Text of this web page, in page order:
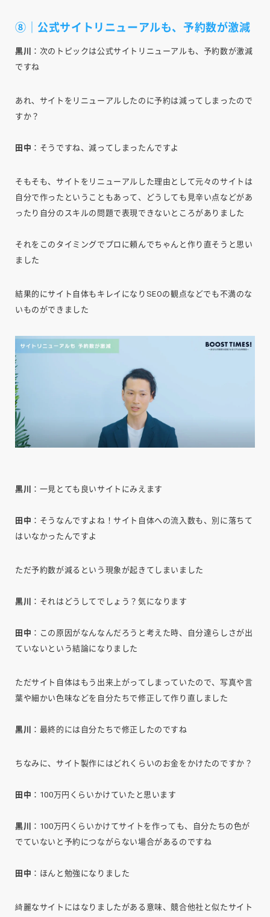
⑧｜公式サイトリニューアルも、予約数が激減
黒川
：次のトピックは公式サイトリニューアルも、予約数が激減
ですね
あれ、サイトをリニューアルしたのに予約は減ってしまったので
すか？
田中 ：そうですね、減ってしまったんですよ
そもそも、サイトをリニューアルした理由として元々のサイトは
自分で作ったということもあって、どうしても見辛い点などがあ
ったり自分のスキルの問題で表現できないところがありました
それをこのタイミングでプロに頼んでちゃんと作り直そうと思い
ました
結果的にサイト自体もキレイになりSEOの観点などでも不満のな
いものができました
黒川 ：一見とても良いサイトにみえます
田中 ：そうなんですよね！サイト自体への流入数も、別に落ちて
はいなかったんですよ
ただ予約数が減るという現象が起きてしまいました
黒川 ：それはどうしてでしょう？気になります
田中 ：この原因がなんなんだろうと考えた時、自分達らしさが出
ていないという結論になりました
ただサイト自体はもう出来上がってしまっていたので、写真や言
葉や細かい色味などを自分たちで修正して作り直しました
黒川 ：最終的には自分たちで修正したのですね
ちなみに、サイト製作にはどれくらいのお金をかけたのですか？
田中 ：100万円くらいかけていたと思います
黒川 ：100万円くらいかけてサイトを作っても、自分たちの色が
でていないと予約につながらない場合があるのですね
田中 ：ほんと勉強になりました
綺麗なサイトにはなりましたがある意味、競合他社と似たサイト